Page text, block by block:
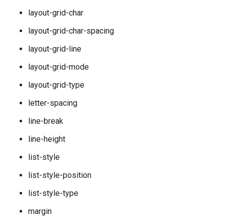
layout-grid-char
layout-grid-char-spacing
layout-grid-line
layout-grid-mode
layout-grid-type
letter-spacing
line-break
line-height
list-style
list-style-position
list-style-type
margin